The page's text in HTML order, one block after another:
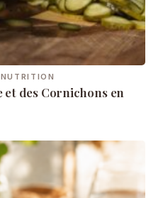
et des Cornichons en